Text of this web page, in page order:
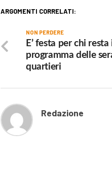
ARGOMENTI CORRELATI:
NON PERDERE
E’ festa per chi resta
programma delle
quartieri
Redazione